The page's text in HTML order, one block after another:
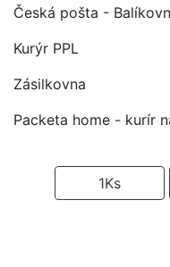
Česká pošta -
Kurýr PPL
Zásilkovna
Packeta home - kurír
1Ks